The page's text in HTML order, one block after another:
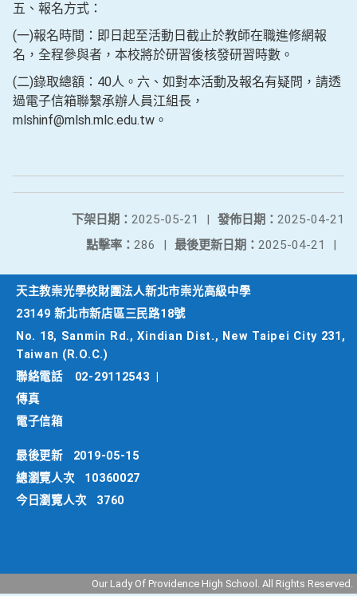
五、報名方式：
(一)報名時間：即日起至活動日截止於教師在職進修網報
名，全程參與者，本校將於研習後核發研習時數。
(二)錄取總額：40人。六、如對本活動及報名有疑問，請透
過電子信箱聯繫承辦人員江組長，
mlshinf@mlsh.mlc.edu.tw。
發佈日期： 2025-04-21
下架日期： 2025-05-21
|
最後更新日期： 2025-04-21 |
點擊率： 286 |
天主教崇光學校財團法人新北市崇光高級中學
23149 新北市新店區三民路18號
No. 18, Sanmin Rd., Xindian Dist., New Taipei City 231,
Taiwan (R.O.C.)
聯絡電話
02-29112543
傳真
電子信箱
最後更新
2019-05-15
總瀏覽人次
10360027
今日瀏覽人次
3760
Our Lady Of Providence High School. All Rights Reserved.